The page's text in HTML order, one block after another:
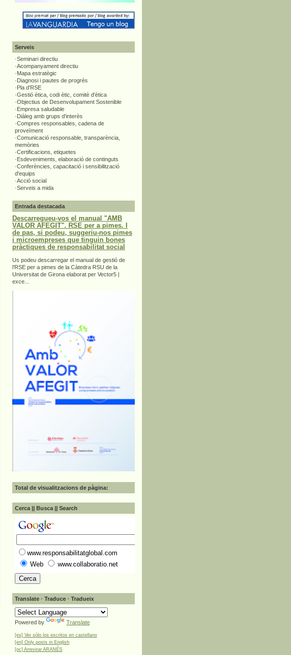
Serveis
·Seminari directiu
·Acompanyament directiu
·Mapa estratègic
·Diagnosi i pautes de progrés
·Pla d'RSE
·Gestió ètica, codi ètic, comitè d'ètica
·Objectius de Desenvolupament Sostenible
·Empresa saludable
·Diàleg amb grups d'interès
·Compres responsables, cadena de
proveïment
·Comunicació responsable, transparència,
memòries
·Certificacions, etiquetes
·Esdeveniments, elaboració de continguts
·Conferències, capacitació i sensibilització
d'equips
·Acció social
·Serveis a mida
Entrada destacada
Descarregueu-vos el manual "AMB
VALOR AFEGIT". RSE per a pimes. I
de pas, si podeu, suggeriu-nos pimes
i microempreses que tinguin bones
pràctiques de responsabilitat social
Us podeu descarregar el manual de gestió de
l'RSE per a pimes de la Càtedra RSU de la
Universitat de Girona elaborat per Vector5 |
exce...
Total de visualitzacions de pàgina:
Cerca || Busca || Search
www.responsabilitatglobal.com
Web
www.collaboratio.net
Translate · Traduce · Tradueix
Powered by Translate
[es] Ver sólo los escritos en castellano
[en] Only posts in English
[oc] Arrevirar ARANÉS